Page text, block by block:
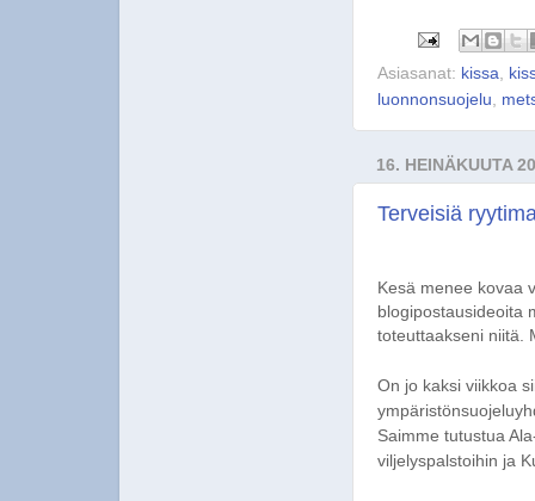
Asiasanat: kissa
luonnonsuojelu
16. HEINÄKUUTA
Terveisiä
Kesä menee kovaa
blogipostausideoita
toteuttaakseni niitä.
On jo kaksi viikkoa
Saimme tutustua
viljelyspalstoihin ja